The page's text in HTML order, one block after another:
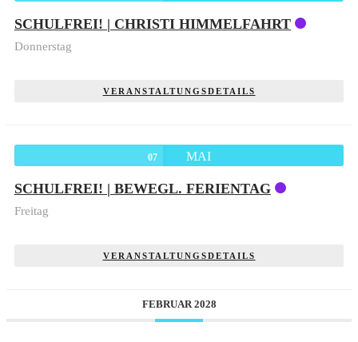
SCHULFREI! | CHRISTI HIMMELFAHRT
Donnerstag
VERANSTALTUNGSDETAILS
07 MAI
SCHULFREI! | BEWEGL. FERIENTAG
Freitag
VERANSTALTUNGSDETAILS
FEBRUAR 2028